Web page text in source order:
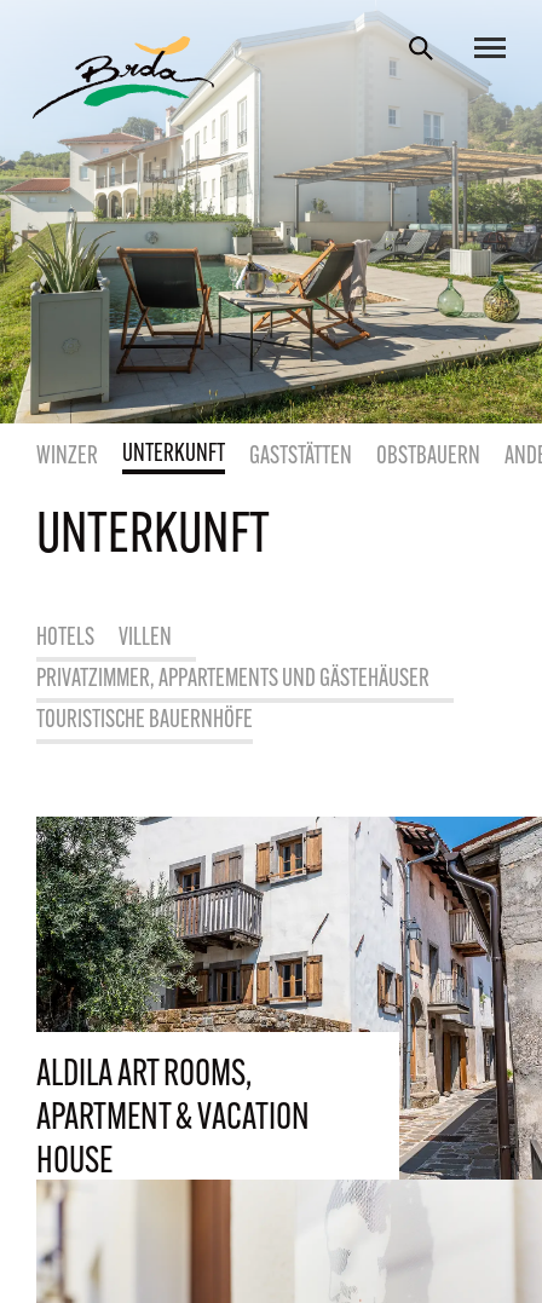
WINZER UNTERKUNFT GASTSTÄTTEN OBSTBAUERN
UNTERKUNFT
HOTELS
VILLEN
PRIVATZIMMER, APPARTEMENTS UND GÄSTEHÄUSER
TOURISTISCHE BAUERNHÖFE
ALDILA ART ROOMS,
APARTMENT & VACATION
HOUSE